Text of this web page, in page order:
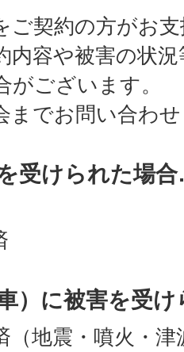
ご契約の方がお
内容や被害の状
がございます。
までお問い合わ
受けられた場
）に被害を受
（地震・噴火・